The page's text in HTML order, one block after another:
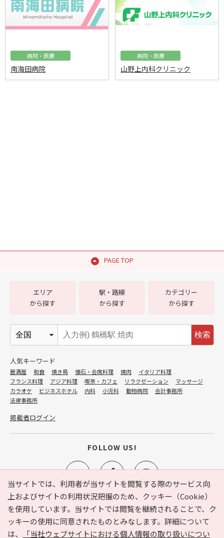
病院・医療
南海田病院
病院・医療
山野上内科クリニック
PAGE TOP
当サイトでは、利用者が当サイトを閲覧する際のサービス向
上およびサイトの利用状況把握のため、クッキー（Cookie）
を使用しています。当サイトでは閲覧を継続されることで、ク
ッキーの使用に同意されたものとみなします。詳細について
は、
「当社ウェブサイトにおける個人情報の取り扱いについ
e-NAVITA（イーナビタ）とは？ お気に入り
ヘルプ
利用規約
個人情報の取り扱いについて
運営会社
エリア
から探す
駅・路線
から探す
カテゴリー
から探す
検索
人気キーワード
居酒屋 和食 焼き鳥 懐石・会席料理 焼肉
イタリア料理
フランス料理
アジア料理 喫茶・カフェ リラクゼーション
マッサージ
カラオケ
ビジネスホテル 内科 小児科 動物病院
会計事務所
法律事務所
掲載者ログイン
FOLLOW US!